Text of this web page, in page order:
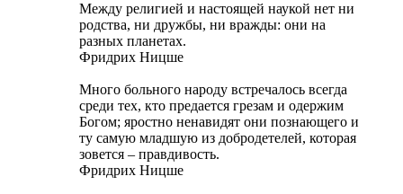
Между религией и настоящей наукой нет ни
родства, ни дружбы, ни вражды: они на
разных планетах.
Фридрих Ницше
Много больного народу встречалось всегда
среди тех, кто предается грезам и одержим
Богом; яростно ненавидят они познающего и
ту самую младшую из добродетелей, которая
зовется – правдивость.
Фридрих Ницше